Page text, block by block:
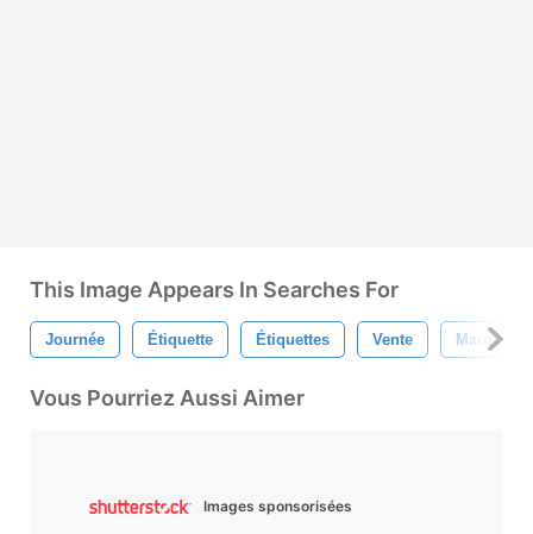
This Image Appears In Searches For
Journée Étiquette Étiquettes Vente Marque
Vous Pourriez Aussi Aimer
Images sponsorisées